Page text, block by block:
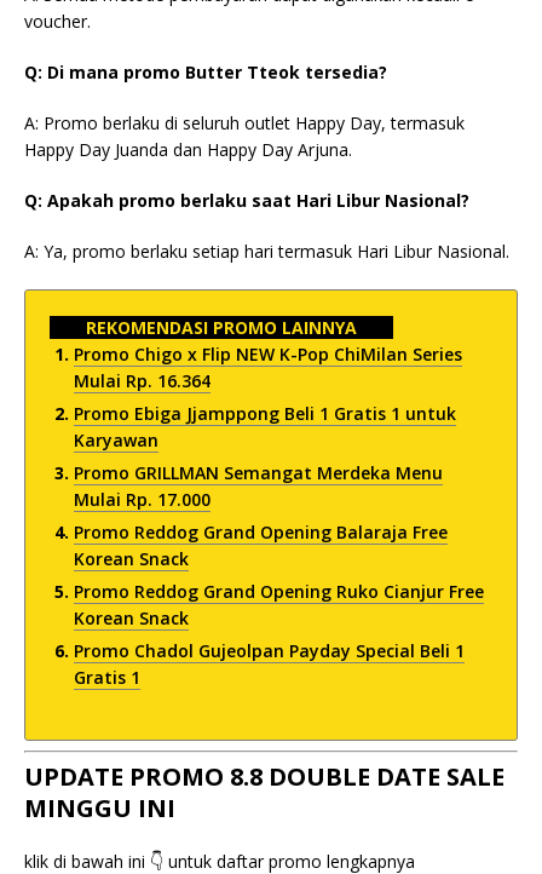
voucher.
Q: Di mana promo Butter Tteok tersedia?
A: Promo berlaku di seluruh outlet Happy Day, termasuk
Happy Day Juanda dan Happy Day Arjuna.
Q: Apakah promo berlaku saat Hari Libur Nasional?
A: Ya, promo berlaku setiap hari termasuk Hari Libur Nasional.
REKOMENDASI PROMO LAINNYA
Promo Chigo x Flip NEW K-Pop ChiMilan Series
Mulai Rp. 16.364
Promo Ebiga Jjamppong Beli 1 Gratis 1 untuk
Karyawan
Promo GRILLMAN Semangat Merdeka Menu
Mulai Rp. 17.000
Promo Reddog Grand Opening Balaraja Free
Korean Snack
Promo Reddog Grand Opening Ruko Cianjur Free
Korean Snack
Promo Chadol Gujeolpan Payday Special Beli 1
Gratis 1
UPDATE PROMO 8.8 DOUBLE DATE SALE
MINGGU INI
klik di bawah ini 👇 untuk daftar promo lengkapnya